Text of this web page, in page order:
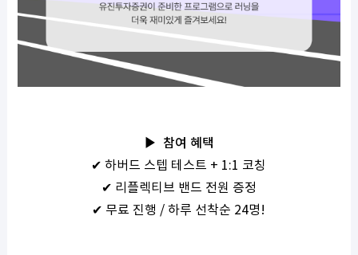
▶
참여 혜택
✔ 하버드 스텝 테스트 + 1:1 코칭
✔ 리플렉티브 밴드 전원 증정
✔ 무료 진행 / 하루 선착순 24명!